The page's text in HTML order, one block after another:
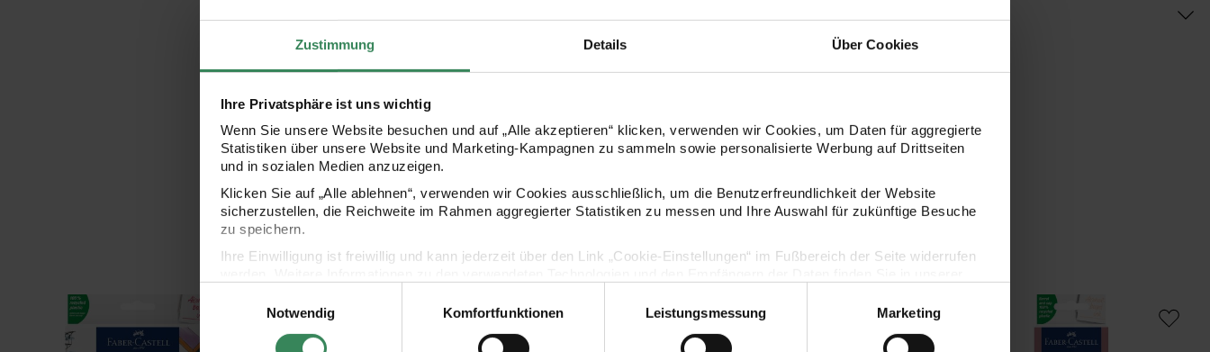
Zustimmung Details Über Cookies
Ihre Privatsphäre ist uns wichtig
Wenn Sie unsere Website besuchen und auf „Alle akzeptieren“ klicken, verwenden wir Cookies, um Daten für aggregierte
Statistiken über unsere Website und Marketing-Kampagnen zu sammeln sowie personalisierte Werbung auf Drittseiten
und in sozialen Medien anzuzeigen.
Klicken Sie auf „Alle ablehnen“, verwenden wir Cookies ausschließlich, um die Benutzerfreundlichkeit der Website
sicherzustellen, die Reichweite im Rahmen aggregierter Statistiken zu messen und Ihre Auswahl für zukünftige Besuche
zu speichern.
Ihre Einwilligung ist freiwillig und kann jederzeit über den Link „Cookie-Einstellungen“ im Fußbereich der Seite widerrufen
Impressum
Datenschutz Vertrag widerrufen
Notwendig
Komfortfunktionen Leistungsmessung Marketing
Kaufempfehlung
Goldfaber Sketch Marker Set 12 Stück Goldfaber Sketch Marker Etui Portrait